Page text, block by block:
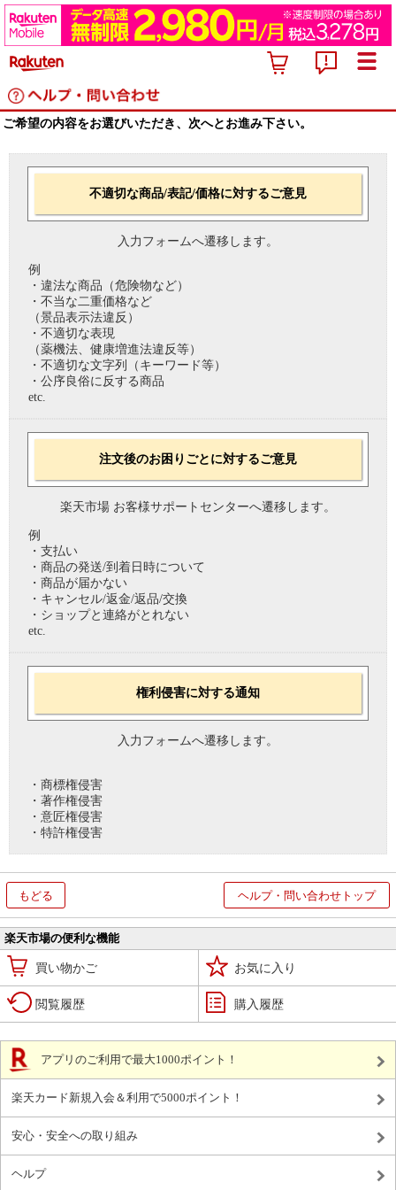
ご希望の内容をお選びいただき、次へとお進み下さい。
不適切な商品/表記/価格に対するご意見
入力フォームへ遷移します。
例
・違法な商品（危険物など）
・不当な二重価格など
（景品表示法違反）
・不適切な表現
（薬機法、健康増進法違反等）
・不適切な文字列（キーワード等）
・公序良俗に反する商品
etc.
注文後のお困りごとに対するご意見
楽天市場 お客様サポートセンターへ遷移します。
例
・支払い
・商品の発送/到着日時について
・商品が届かない
・キャンセル/返金/返品/交換
・ショップと連絡がとれない
etc.
権利侵害に対する通知
入力フォームへ遷移します。
・商標権侵害
・著作権侵害
・意匠権侵害
・特許権侵害
もどる ヘルプ・問い合わせトップ
楽天市場の便利な機能
買い物かご お気に入り
閲覧履歴 購入履歴
アプリのご利用で最大1000ポイント！
楽天カード新規入会＆利用で5000ポイント！
安心・安全への取り組み
ヘルプ